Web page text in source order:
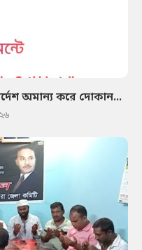
অমান্য করে দোকান...